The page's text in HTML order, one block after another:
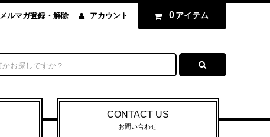
メルマガ登録・解除 アカウント 0 アイテム
CONTACT US
お問い合わせ